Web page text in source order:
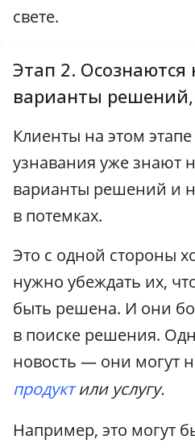
свете.
Этап 2. Осознаются
варианты
Клиенты на этом
узнавания уже знают
варианты решений и
в потемках.
Это с одной стороны
нужно убеждать их,
быть решена. И они
в поиске решения.
новость — они могут
продуктили услугу.
Например, это могут